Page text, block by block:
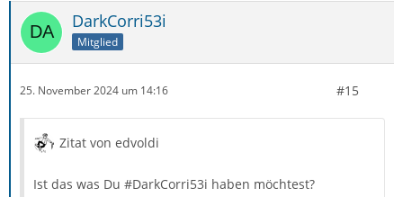
DarkCorri53i
Mitglied
25. November 2024 um 14:16 #15
Zitat von edvoldi
Ist das was Du #DarkCorri53i haben möchtest?